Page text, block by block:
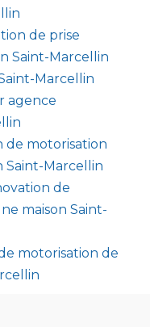
de prise
Saint-Marcellin
Marcellin
agence
de motorisation
Saint-Marcellin
de
maison Saint-
motorisation de